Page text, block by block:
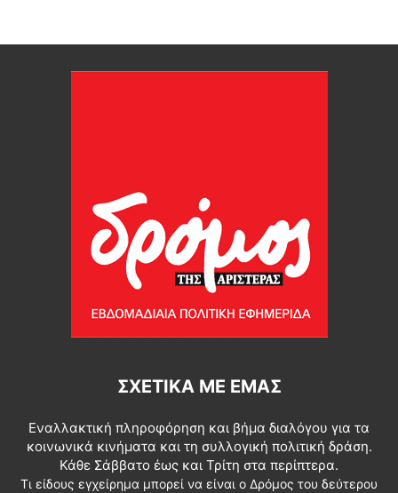
ΣΧΕΤΙΚΆ ΜΕ ΕΜΆΣ
Εναλλακτική πληροφόρηση και βήμα διαλόγου για τα
κοινωνικά κινήματα και τη συλλογική πολιτική δράση.
Κάθε Σάββατο έως και Τρίτη στα περίπτερα.
Τι είδους εγχείρημα μπορεί να είναι ο Δρόμος του δεύτερου